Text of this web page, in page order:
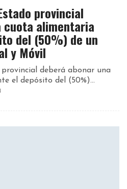
provincial
cuota alimentaria
del (50%) de un
y Móvil
deberá abonar una
el depósito del (50%)...